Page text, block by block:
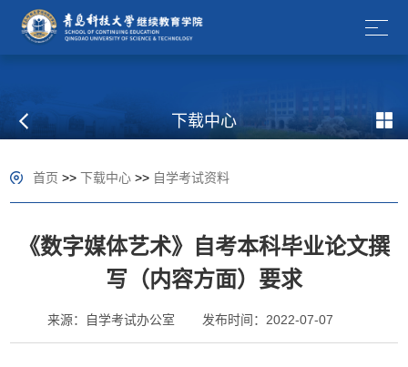
下载中心
首页 >>下载中心 >> 自学考试资料
《数字媒体艺术》自考本科毕业论文撰
写（内容方面）要求
来源：自学考试办公室 发布时间：2022-07-07